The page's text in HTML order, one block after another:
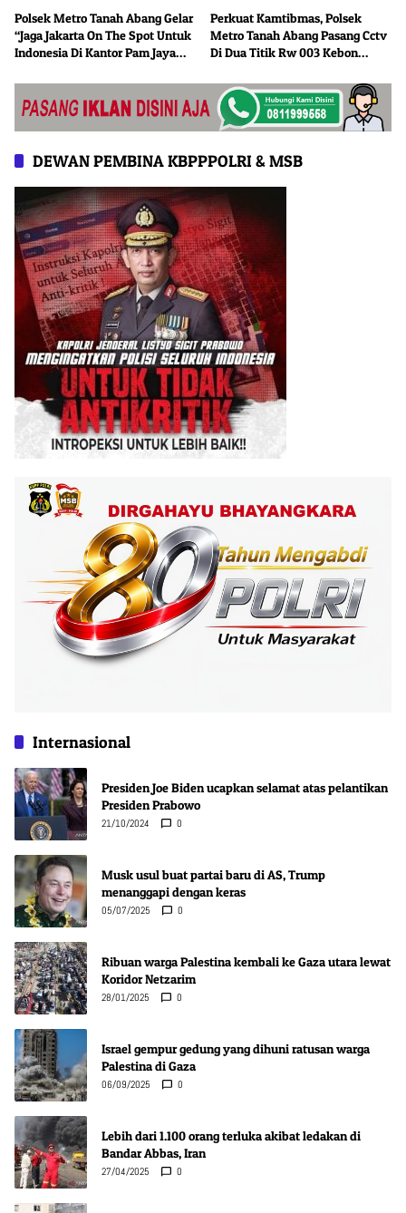
Polsek Metro Tanah Abang Gelar
“Jaga Jakarta On The Spot Untuk
Indonesia Di Kantor Pam Jaya
Perkuat Kamtibmas, Polsek
Metro Tanah Abang Pasang Cctv
Di Dua Titik Rw 003 Kebon
DEWAN PEMBINA KBPPPOLRI & MSB
Internasional
Presiden Joe Biden ucapkan selamat atas pelantikan
Presiden Prabowo
21/10/2024 0
Musk usul buat partai baru di AS, Trump
menanggapi dengan keras
05/07/2025 0
Ribuan warga Palestina kembali ke Gaza utara lewat
Koridor Netzarim
28/01/2025 0
Israel gempur gedung yang dihuni ratusan warga
Palestina di Gaza
06/09/2025 0
Lebih dari 1.100 orang terluka akibat ledakan di
Bandar Abbas, Iran
27/04/2025 0